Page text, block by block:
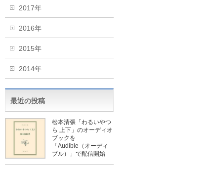
2017年
2016年
2015年
2014年
最近の投稿
松本清張「わるいやつ
ら 上下」のオーディオ
ブックを
「Audible（オーディ
ブル）」で配信開始